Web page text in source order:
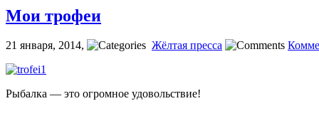
Мои трофеи
21 января, 2014, Жёлтая пресса
Рыбалка — это огромное удовольствие!